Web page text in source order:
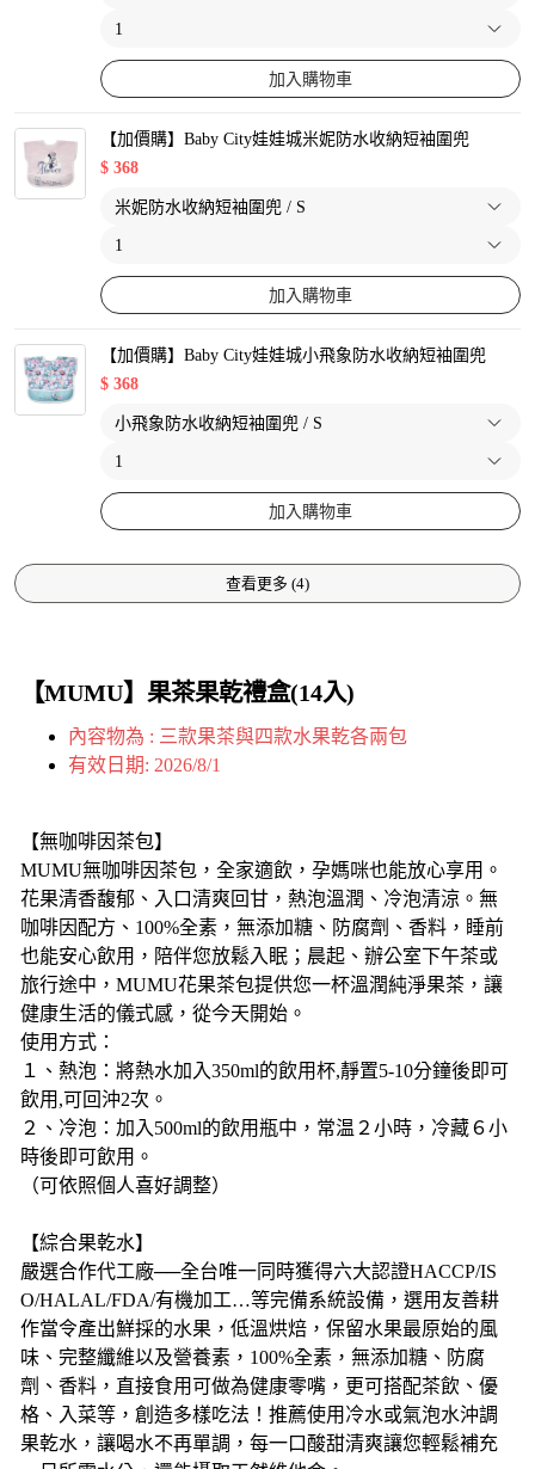
加入購物車
【加價購】Baby City娃娃城米妮防水收納短袖圍兜
$ 368
加入購物車
【加價購】Baby City娃娃城小飛象防水收納短袖圍兜
$ 368
加入購物車
查看更多 (4)
【MUMU】果茶果乾禮盒(14入)
內容物為 : 三款果茶與四款水果乾各兩包
有效日期: 2026/8/1
【無咖啡因茶包】
MUMU無咖啡因茶包，全家適飲，孕媽咪也能放心享用。
花果清香馥郁、入口清爽回甘，熱泡溫潤、冷泡清涼。無
咖啡因配方、100%全素，無添加糖、防腐劑、香料，睡前
也能安心飲用，陪伴您放鬆入眠；晨起、辦公室下午茶或
旅行途中，MUMU花果茶包提供您一杯溫潤純淨果茶，讓
健康生活的儀式感，從今天開始。
使用方式：
１、熱泡：將熱水加入350ml的飲用杯,靜置5-10分鐘後即可
飲用,可回沖2次。
２、冷泡：加入500ml的飲用瓶中，常温２小時，冷藏６小
時後即可飲用。
（可依照個人喜好調整）
【綜合果乾水】
嚴選合作代工廠──全台唯一同時獲得六大認證HACCP/IS
O/HALAL/FDA/有機加工…等完備系統設備，選用友善耕
作當令產出鮮採的水果，低溫烘焙，保留水果最原始的風
味、完整纖維以及營養素，100%全素，無添加糖、防腐
劑、香料，直接食用可做為健康零嘴，更可搭配茶飲、優
格、入菜等，創造多樣吃法！推薦使用冷水或氣泡水沖調
果乾水，讓喝水不再單調，每一口酸甜清爽讓您輕鬆補充